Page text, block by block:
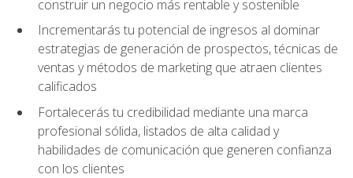
construir un negocio más rentable y sostenible
Incrementarás tu potencial de ingresos al dominar
estrategias de generación de prospectos, técnicas de
ventas y métodos de marketing que atraen clientes
calificados
Fortalecerás tu credibilidad mediante una marca
profesional sólida, listados de alta calidad y
habilidades de comunicación que generen confianza
con los clientes